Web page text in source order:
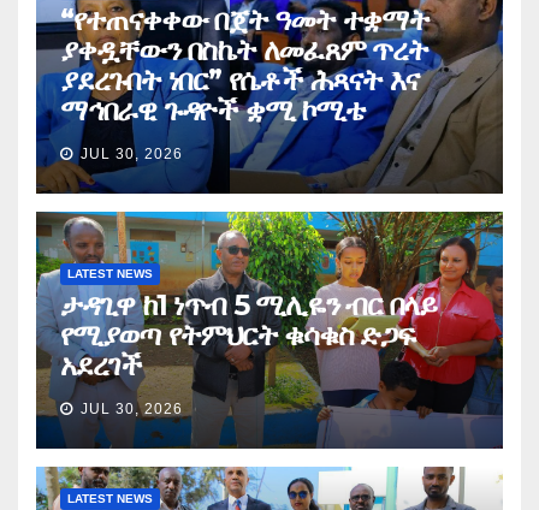
“የተጠናቀቀው በጀት ዓመት ተቋማት
ያቀዷቸውን በስኬት ለመፈጸም ጥረት
ያደረጉበት ነበር” የሴቶች ሕጻናት እና
ማኅበራዊ ጉዳዮች ቋሚ ኮሚቴ
JUL 30, 2026
LATEST NEWS
ታዳጊዋ ከ1 ነጥብ 5 ሚሊዬን ብር በላይ
የሚያወጣ የትምህርት ቁሳቁስ ድጋፍ
አደረገች
JUL 30, 2026
LATEST NEWS